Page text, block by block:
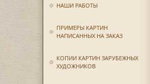
НАШИ РАБОТЫ
ПРИМЕРЫ КАРТИН
НАПИСАННЫХ НА ЗАКАЗ
КОПИИ КАРТИН ЗАРУБЕЖНЫХ
ХУДОЖНИКОВ